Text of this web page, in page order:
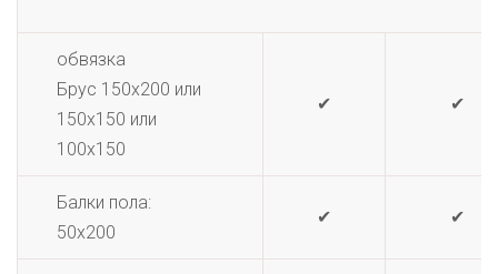
обвязка
Брус 150х200 или
150х150 или
100х150
✔ ✔
Балки пола:
50х200
✔ ✔